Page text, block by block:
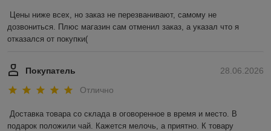
Цены ниже всех, но заказ не перезванивают, самому не
дозвониться. Плюс магазин сам отменил заказ, а указал что я
отказался от покупки(
28.06.2026
Покупатель
Отлично
Доставка товара со склада в оговоренное в время и место. В
подарок положили чай. Кажется мелочь, а приятно. К товару